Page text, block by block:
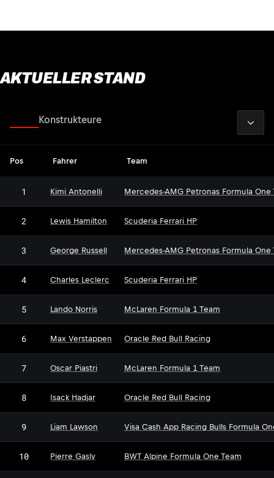
AKTUELLER STAND
Konstrukteure
Pos Fahrer Team
1 Kimi Antonelli Mercedes-AMG Petronas Formula One
2 Lewis Hamilton Scuderia Ferrari HP
3 George Russell Mercedes-AMG Petronas Formula One
4 Charles Leclerc Scuderia Ferrari HP
5 Lando Norris McLaren Formula 1 Team
6 Max Verstappen Oracle Red Bull Racing
7 Oscar Piastri McLaren Formula 1 Team
8 Isack Hadjar Oracle Red Bull Racing
9 Liam Lawson Visa Cash App Racing Bulls Formula
10 Pierre Gasly BWT Alpine Formula One Team